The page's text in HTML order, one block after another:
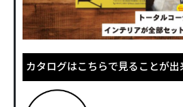
カタログはこちらで見ることが出